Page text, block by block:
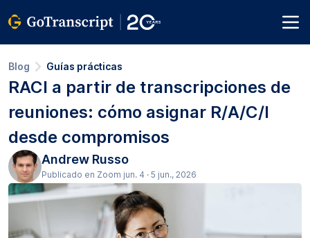
Blog Guías prácticas
RACI a partir de transcripciones de
reuniones: cómo asignar R/A/C/I
desde compromisos
Andrew Russo
Publicado en Zoom jun. 4 · 5 jun., 2026